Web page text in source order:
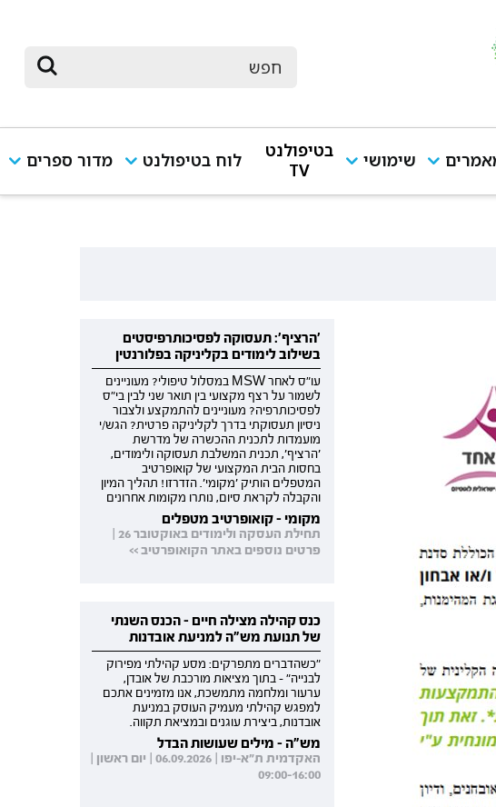
שימושי
בטיפולנט
TV
לוח בטיפולנט מדור ספרים
'הרציף': תעסוקה לפסיכותרפיסטים
בשילוב לימודים בקליניקה בפלורנטין
עו"ס לאחר MSW במסלול טיפולי? מעוניינים
לשמור על רצף מקצועי בין תואר שני לבין בי"ס
לפסיכותרפיה? מעוניינים להתמקצע ולצבור
ניסיון תעסוקתי בדרך לקליניקה פרטית? הגש/י
מועמדות לתכנית ההכשרה של מדרשת
'הרציף', תכנית המשלבת תעסוקה ולימודים,
בחסות הבית המקצועי של קואופרטיב
המטפלים הותיק 'מקומי'. הזדרזו! תהליך המיון
והקבלה לקראת סיום, נותרו מקומות אחרונים
מקומי - קואופרטיב מטפלים
תחילת העסקה ולימודים באוקטובר 26 |
פרטים נוספים באתר הקואופרטיב >>
כנס קהילה מצילה חיים - הכנס השנתי
של תנועת מש"ה למניעת אובדנות
"כשהדברים מתפרקים: מסע קהילתי מפירוק
לבנייה" - בתוך מציאות מורכבת של אובדן,
ערעור ומלחמה מתמשכת, אנו מזמינים אתכם
למפגש קהילתי מעמיק העוסק במניעת
אובדנות, ביצירת עוגנים ובמציאת תקווה.
מש"ה - מילים שעושות הבדל
האקדמית ת"א-יפו | 06.09.2026 | יום ראשון |
09:00-16:00